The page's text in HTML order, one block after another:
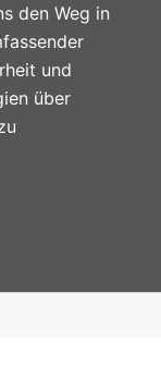
den Weg in
und
über